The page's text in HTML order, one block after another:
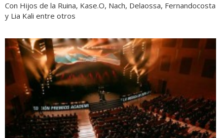
Con Hijos de la Ruina, Kase.O, Nach, Delaossa, Fernandocosta
y Lia Kali entre otros